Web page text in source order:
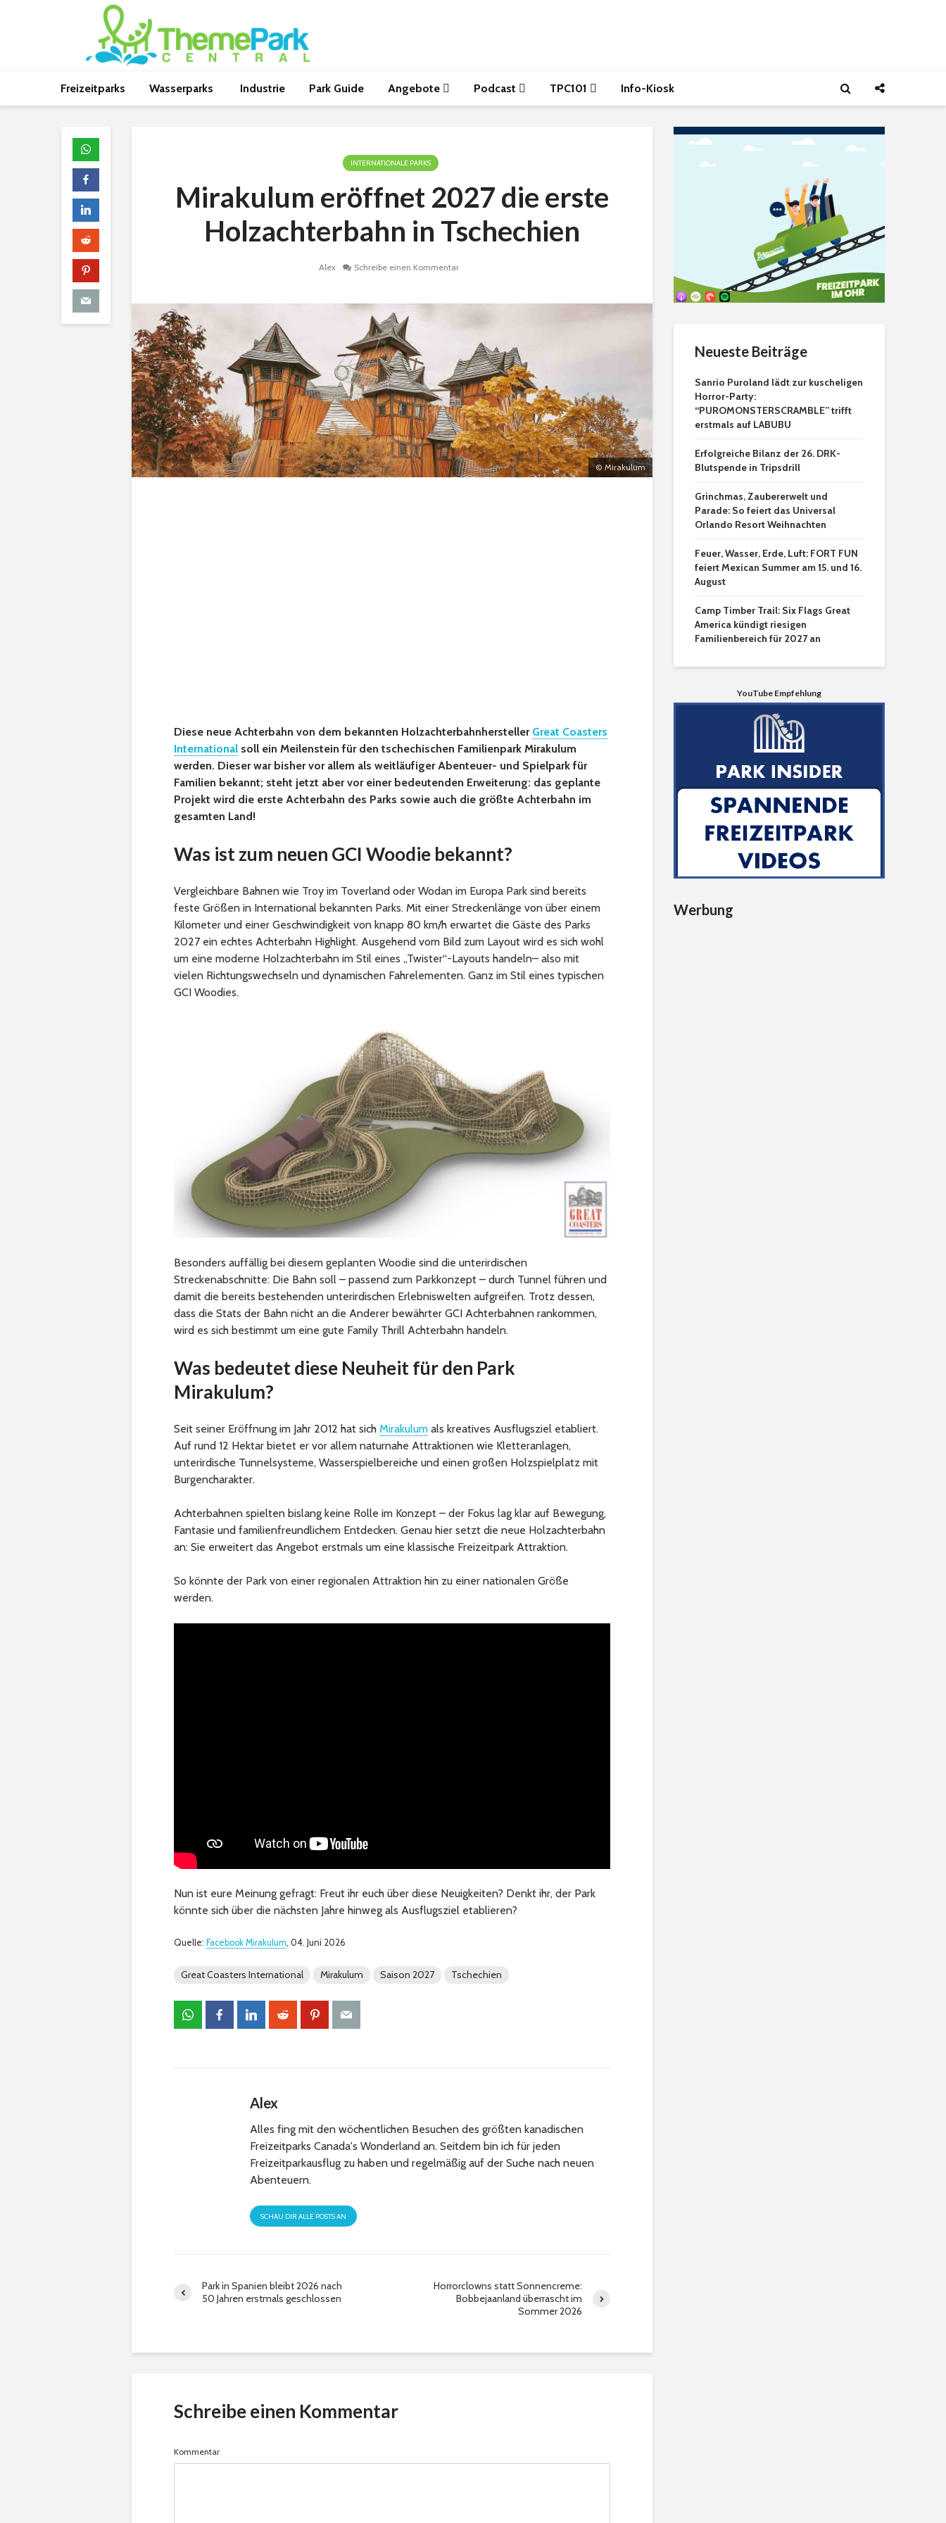
Freizeitparks Wasserparks Industrie Park Guide Angebote Podcast TPC101 Info-Kiosk
INTERNATIONALE PARKS
Mirakulum eröffnet 2027 die erste
Holzachterbahn in Tschechien
Alex Schreibe einen Kommentar
© Mirakulum
Diese neue Achterbahn von dem bekannten Holzachterbahnhersteller Great Coasters
International soll ein Meilenstein für den tschechischen Familienpark Mirakulum
werden. Dieser war bisher vor allem als weitläufiger Abenteuer- und Spielpark für
Familien bekannt; steht jetzt aber vor einer bedeutenden Erweiterung: das geplante
Projekt wird die erste Achterbahn des Parks sowie auch die größte Achterbahn im
gesamten Land!
Was ist zum neuen GCI Woodie bekannt?
Vergleichbare Bahnen wie Troy im Toverland oder Wodan im Europa Park sind bereits
feste Größen in International bekannten Parks. Mit einer Streckenlänge von über einem
Kilometer und einer Geschwindigkeit von knapp 80 km/h erwartet die Gäste des Parks
2027 ein echtes Achterbahn Highlight. Ausgehend vom Bild zum Layout wird es sich wohl
um eine moderne Holzachterbahn im Stil eines „Twister“-Layouts handeln– also mit
vielen Richtungswechseln und dynamischen Fahrelementen. Ganz im Stil eines typischen
GCI Woodies.
Besonders auffällig bei diesem geplanten Woodie sind die unterirdischen
Streckenabschnitte: Die Bahn soll – passend zum Parkkonzept – durch Tunnel führen und
damit die bereits bestehenden unterirdischen Erlebniswelten aufgreifen. Trotz dessen,
dass die Stats der Bahn nicht an die Anderer bewährter GCI Achterbahnen rankommen,
wird es sich bestimmt um eine gute Family Thrill Achterbahn handeln.
Was bedeutet diese Neuheit für den Park
Mirakulum?
Seit seiner Eröffnung im Jahr 2012 hat sich Mirakulum als kreatives Ausflugsziel etabliert.
Auf rund 12 Hektar bietet er vor allem naturnahe Attraktionen wie Kletteranlagen,
unterirdische Tunnelsysteme, Wasserspielbereiche und einen großen Holzspielplatz mit
Burgencharakter.
Achterbahnen spielten bislang keine Rolle im Konzept – der Fokus lag klar auf Bewegung,
Fantasie und familienfreundlichem Entdecken. Genau hier setzt die neue Holzachterbahn
an: Sie erweitert das Angebot erstmals um eine klassische Freizeitpark Attraktion.
So könnte der Park von einer regionalen Attraktion hin zu einer nationalen Größe
werden.
Nun ist eure Meinung gefragt: Freut ihr euch über diese Neuigkeiten? Denkt ihr, der Park
könnte sich über die nächsten Jahre hinweg als Ausflugsziel etablieren?
Quelle: Facebook Mirakulum, 04. Juni 2026
Great Coasters International Mirakulum Saison 2027 Tschechien
Alex
Alles fing mit den wöchentlichen Besuchen des größten kanadischen
Freizeitparks Canada's Wonderland an. Seitdem bin ich für jeden
Freizeitparkausflug zu haben und regelmäßig auf der Suche nach neuen
Abenteuern.
SCHAU DIR ALLE POSTS AN
Park in Spanien bleibt 2026 nach
50 Jahren erstmals geschlossen
Horrorclowns statt Sonnencreme:
Bobbejaanland überrascht im
Sommer 2026
Schreibe einen Kommentar
Kommentar
Neueste Beiträge
Sanrio Puroland lädt zur kuscheligen
Horror-Party:
“PUROMONSTERSCRAMBLE” trifft
erstmals auf LABUBU
Erfolgreiche Bilanz der 26. DRK-
Blutspende in Tripsdrill
Grinchmas, Zaubererwelt und
Parade: So feiert das Universal
Orlando Resort Weihnachten
Feuer, Wasser, Erde, Luft: FORT FUN
feiert Mexican Summer am 15. und 16.
August
Camp Timber Trail: Six Flags Great
America kündigt riesigen
Familienbereich für 2027 an
YouTube Empfehlung
Werbung